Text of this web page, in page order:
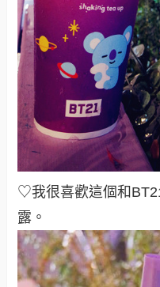
♡我很喜歡這個和
露。